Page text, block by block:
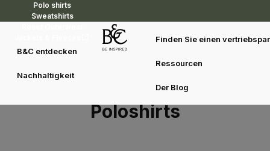
Polo shirts
Sweatshirts
B&C entdecken
Nachhaltigkeit
Finden Sie einen
Ressourcen
Der Blog
Poloshirts